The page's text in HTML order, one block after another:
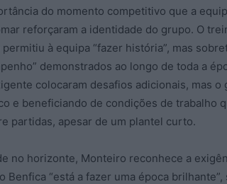
do momento competitivo que a
reforçaram a identidade do grupo. O
à equipa “fazer história”, mas
demonstrados ao longo de toda a
colocaram desafios adicionais, mas o
e beneficiando de condições de trabalho
partidas, apesar de um plantel curto.
no horizonte, Monteiro reconhece a
“está a fazer uma época